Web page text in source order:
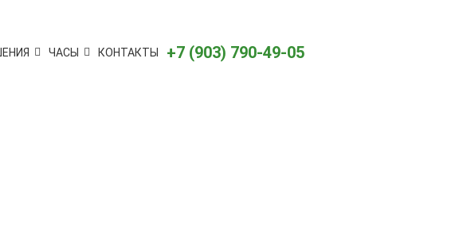
ЧАСЫ КОНТАКТЫ +7 (903) 790-49-05